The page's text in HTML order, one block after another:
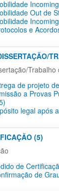
Out de
e
Trabalho
de projeto
a Provas
legal após
(5)
de
de